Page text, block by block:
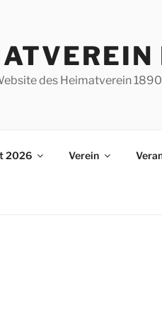
des Heimatverein 1890
2026 Verein